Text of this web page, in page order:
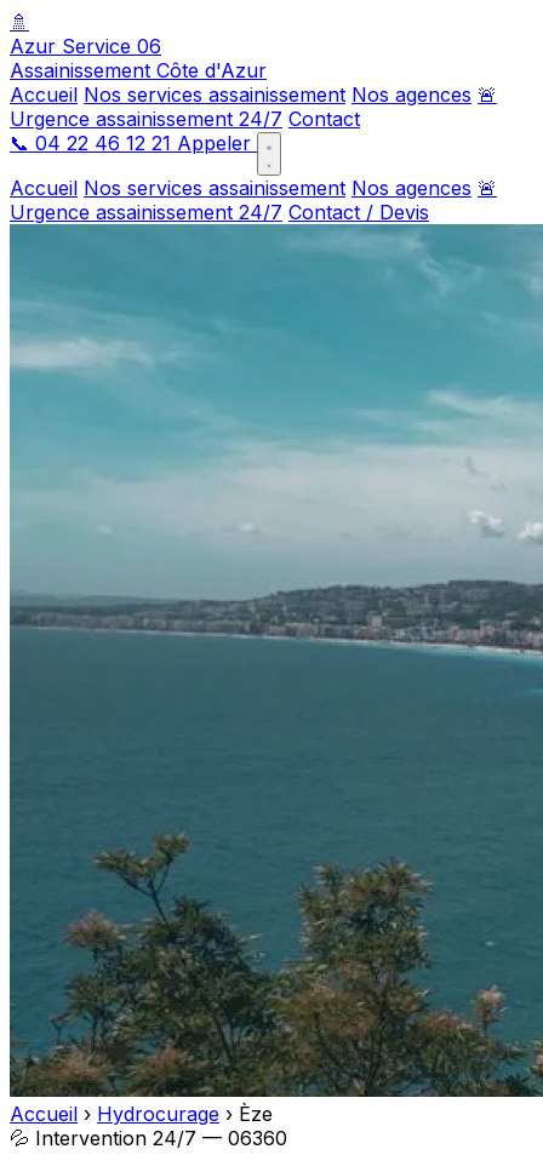
🚿
Azur Service 06
Assainissement Côte d'Azur
Accueil Nos services assainissement Nos agences 🚨
Urgence assainissement 24/7 Contact
📞 04 22 46 12 21 Appeler
Accueil Nos services assainissement Nos agences 🚨
Urgence assainissement 24/7 Contact / Devis
Accueil › Hydrocurage › Èze
💦 Intervention 24/7 — 06360